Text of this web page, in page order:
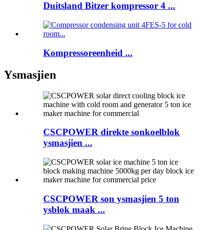
Duitsland Bitzer kompressor 4 ...
Kompressoreenheid ...
Ysmasjien
CSCPOWER direkte sonkoelblok
ysmasjien ...
CSCPOWER son ysmasjien 5 ton
ysblok maak ...